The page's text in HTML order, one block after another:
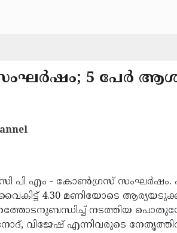
സംഘര്‍ഷം; 5 പേര്‍
സി പി എം - കോണ്‍ഗ്രസ് സംഘര്‍ഷം.
4.30 മണിയോടെ
നടത്തിയ
വിജേഷ് എന്നിവരുടെ